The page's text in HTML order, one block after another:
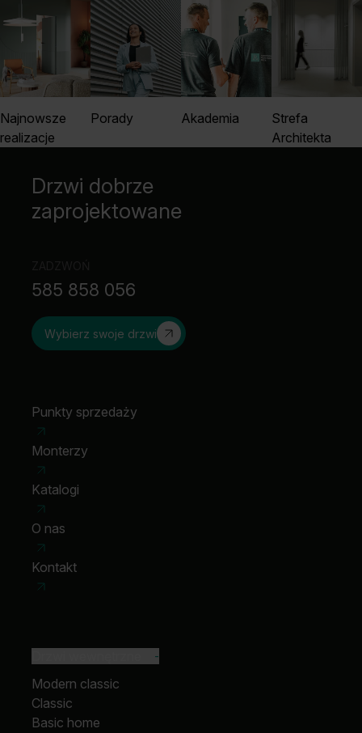
będzie wyglądać perfekcyjnie, a drzwi pozostaną
sprawne i niezawodne przez lata.
zalanie i korozję. Sprawdzą się nie tylko w
łazience.
skutecznie zabezpiecza dolną krawędź skrzydła
przed pochłanianiem wody.
Najnowsze
realizacje
Porady Akademia
Strefa
Architekta
Drzwi dobrze
zaprojektowane
585 858 056
Wybierz swoje drzwi
Punkty sprzedaży
Monterzy
Katalogi
O nas
Kontakt
-
Modern classic
Classic
Basic home